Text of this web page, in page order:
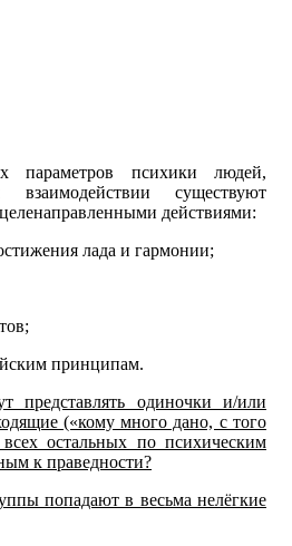
параметров психики людей,
существуют
действиями:
лада и гармонии;
принципам.
представлять одиночки и/или
(«кому много дано, с того
остальных по психическим
к праведности?
попадают в весьма нелёгкие